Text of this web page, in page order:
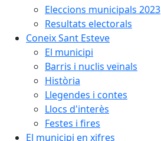
Eleccions municipals 2023
Resultats electorals
Coneix Sant Esteve
El municipi
Barris i nuclis veïnals
Història
Llegendes i contes
Llocs d'interès
Festes i fires
El municipi en xifres